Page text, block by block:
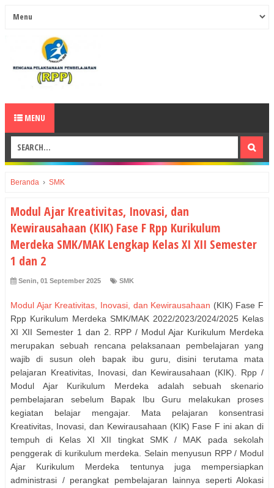
MENU
Beranda › SMK
Modul Ajar Kreativitas, Inovasi, dan
Kewirausahaan (KIK) Fase F Rpp Kurikulum
Merdeka SMK/MAK Lengkap Kelas XI XII Semester
1 dan 2
Senin, 01 September 2025 SMK
Modul Ajar Kreativitas, Inovasi, dan Kewirausahaan (KIK) Fase F
Rpp Kurikulum Merdeka SMK/MAK 2022/2023/2024/2025 Kelas
XI XII Semester 1 dan 2. RPP / Modul Ajar Kurikulum Merdeka
merupakan sebuah rencana pelaksanaan pembelajaran yang
wajib di susun oleh bapak ibu guru, disini terutama mata
pelajaran Kreativitas, Inovasi, dan Kewirausahaan (KIK). Rpp /
Modul Ajar Kurikulum Merdeka adalah sebuah skenario
pembelajaran sebelum Bapak Ibu Guru melakukan proses
kegiatan belajar mengajar. Mata pelajaran konsentrasi
Kreativitas, Inovasi, dan Kewirausahaan (KIK) Fase F ini akan di
tempuh di Kelas XI XII tingkat SMK / MAK pada sekolah
penggerak di kurikulum merdeka. Selain menyusun RPP / Modul
Ajar Kurikulum Merdeka tentunya juga mempersiapkan
administrasi / perangkat pembelajaran lainnya seperti Alokasi